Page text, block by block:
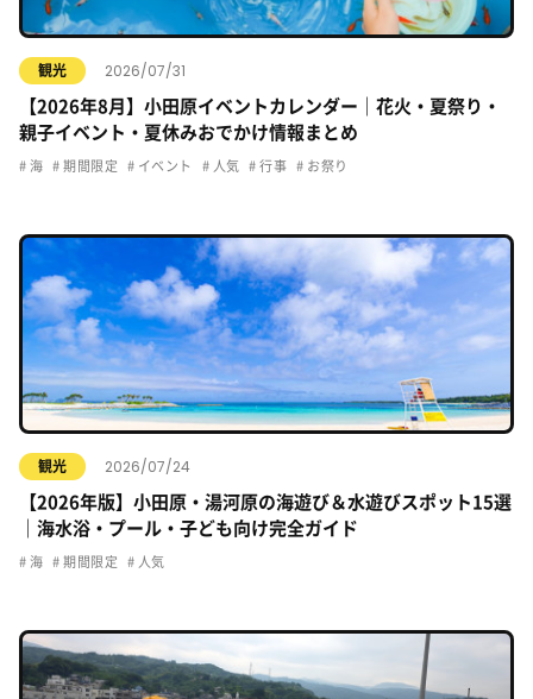
観光 2026/07/31
【2026年8月】小田原イベントカレンダー｜花火・夏祭り・
親子イベント・夏休みおでかけ情報まとめ
海 期間限定 イベント 人気 行事 お祭り
観光 2026/07/24
【2026年版】小田原・湯河原の海遊び＆水遊びスポット15選
｜海水浴・プール・子ども向け完全ガイド
海 期間限定 人気